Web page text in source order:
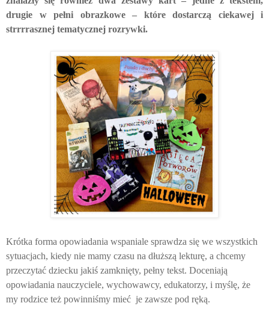
drugie w pełni obrazkowe – które dostarczą ciekawej i
strrrrasznej tematycznej rozrywki.
Krótka forma opowiadania wspaniale sprawdza się we wszystkich
sytuacjach, kiedy nie mamy czasu na dłuższą lekturę, a chcemy
przeczytać dziecku jakiś zamknięty, pełny tekst. Doceniają
opowiadania nauczyciele, wychowawcy, edukatorzy, i myślę, że
my rodzice też powinniśmy mieć je zawsze pod ręką.